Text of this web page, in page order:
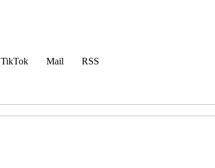
TikTok Mail
RSS